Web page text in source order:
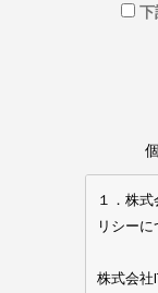
１．株
リシー
株式会社